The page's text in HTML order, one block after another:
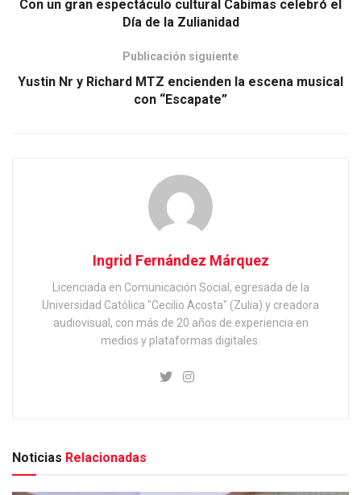
Con un gran espectáculo cultural Cabimas celebró el
Día de la Zulianidad
Publicación siguiente
Yustin Nr y Richard MTZ encienden la escena musical
con “Escapate”
Ingrid Fernández Márquez
Licenciada en Comunicación Social, egresada de la
Universidad Católica "Cecilio Acosta" (Zulia) y creadora
audiovisual, con más de 20 años de experiencia en
medios y plataformas digitales.
Noticias Relacionadas